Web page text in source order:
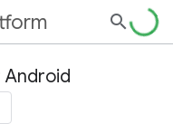
Android